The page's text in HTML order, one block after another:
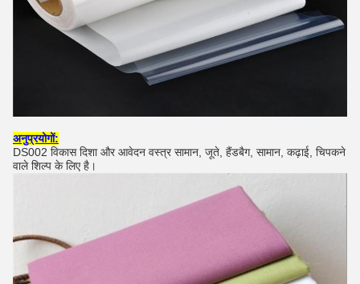
अनुप्रयोगों:
DS002 विकास दिशा और आवेदन वस्त्र सामान, जूते, हैंडबैग, सामान, कढ़ाई, चिपकने
वाले शिल्प के लिए है।